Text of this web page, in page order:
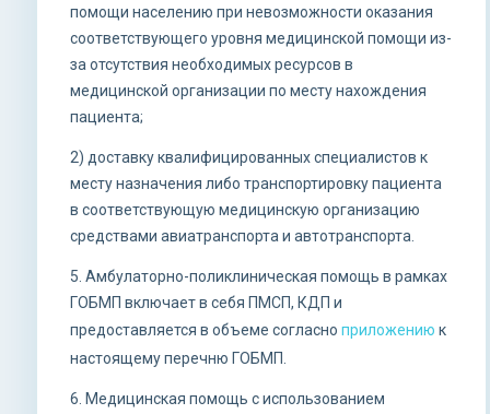
помощи населению при невозможности оказания
соответствующего уровня медицинской помощи из-
за отсутствия необходимых ресурсов в
медицинской организации по месту нахождения
пациента;
2) доставку квалифицированных специалистов к
месту назначения либо транспортировку пациента
в соответствующую медицинскую организацию
средствами авиатранспорта и автотранспорта.
5. Амбулаторно-поликлиническая помощь в рамках
ГОБМП включает в себя ПМСП, КДП и
предоставляется в объеме согласноприложениюк
настоящему перечню ГОБМП.
6. Медицинская помощь с использованием